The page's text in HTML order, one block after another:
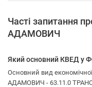
Часті
АДАМОВИЧ
Який основний КВЕД
Основний вид
АДАМОВИЧ - 63.11.0